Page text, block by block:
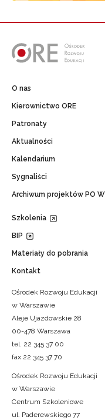
O nas
Kierownictwo ORE
Patronaty
Aktualności
Kalendarium
Sygnaliści
Archiwum projektów PO
Szkolenia
BIP
Materiały do pobrania
Kontakt
Ośrodek Rozwoju Edukacji
w Warszawie
Aleje Ujazdowskie 28
00-478 Warszawa
tel. 22 345 37 00
fax 22 345 37 70
Ośrodek Rozwoju Edukacji
w Warszawie
Centrum Szkoleniowe
ul. Paderewskiego 77